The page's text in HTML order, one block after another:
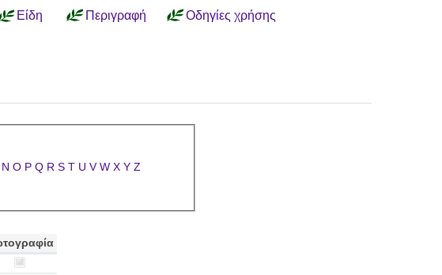
Είδη Περιγραφή Οδηγίες χρήσης
N O P Q R S T U V W X Y Z